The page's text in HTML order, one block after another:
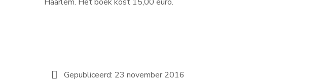
Gepubliceerd: 23 november 2016